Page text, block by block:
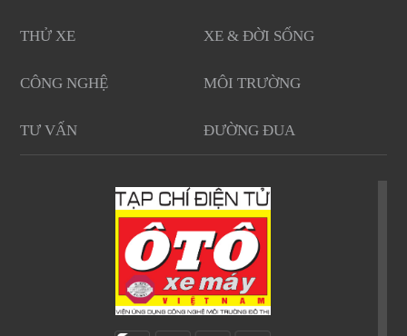
THỬ XE XE & ĐỜI SỐNG
CÔNG NGHỆ MÔI TRƯỜNG
TƯ VẤN ĐƯỜNG ĐUA